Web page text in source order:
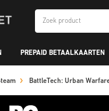
PREPAID BETAALKAARTEN
BattleTech: Urban